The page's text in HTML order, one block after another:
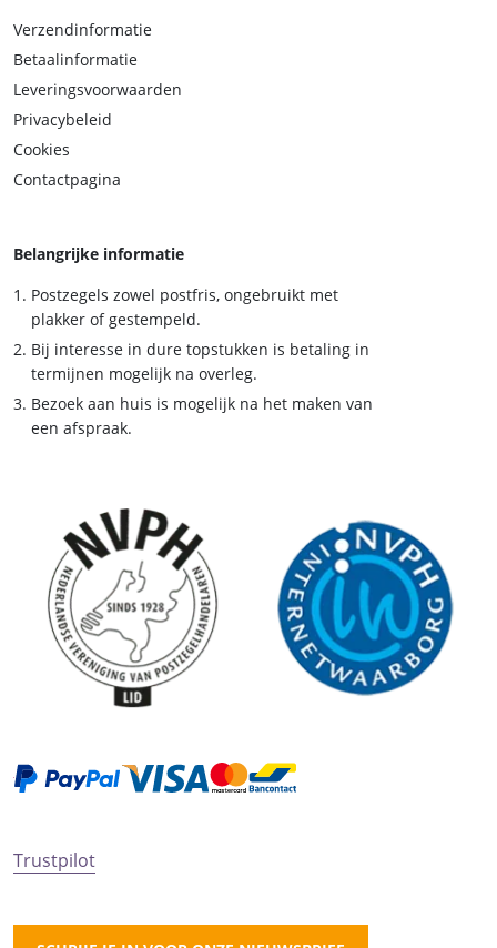
Verzendinformatie
Betaalinformatie
Leveringsvoorwaarden
Privacybeleid
Cookies
Contactpagina
Belangrijke informatie
Postzegels zowel postfris, ongebruikt met
plakker of gestempeld.
Bij interesse in dure topstukken is betaling in
termijnen mogelijk na overleg.
Bezoek aan huis is mogelijk na het maken van
een afspraak.
Trustpilot